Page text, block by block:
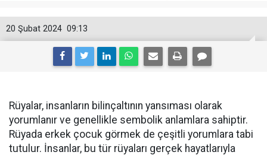
09:13
20 Şubat 2024
Rüyalar, insanların bilinçaltının yansıması olarak
yorumlanır ve genellikle sembolik anlamlara sahiptir.
Rüyada erkek çocuk görmek de çeşitli yorumlara tabi
tutulur. İnsanlar, bu tür rüyaları gerçek hayatlarıyla